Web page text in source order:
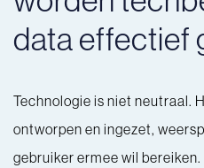
data effectief
Technologie is niet neutraal.
ontworpen en ingezet,
gebruiker ermee wil